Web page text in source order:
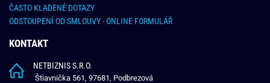
ČASTO KLADENÉ DOTAZY
ODSTOUPENÍ OD SMLOUVY - ONLINE FORMULÁŘ
KONTAKT
NETBIZNIS S.R.O.
Štiavnička 561, 97681, Podbrezová